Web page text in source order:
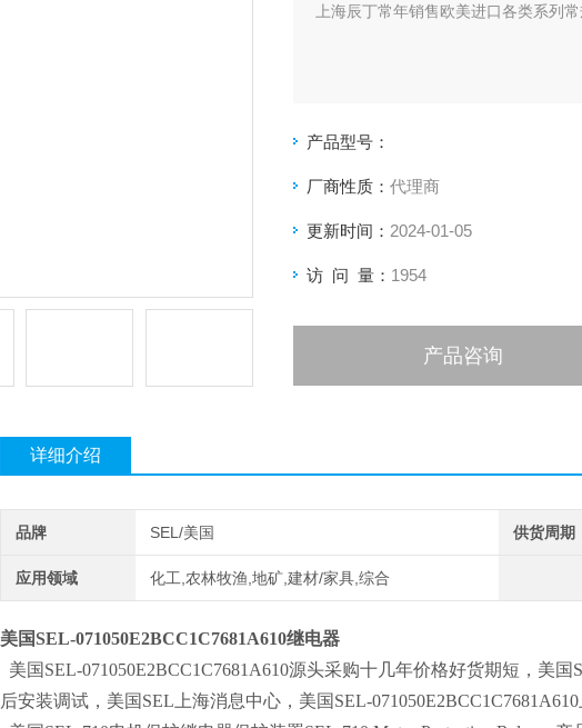
上海辰丁常年销售欧美进口各类系列
产品型号：
厂商性质： 代理商
更新时间： 2024-01-05
访 问 量： 1954
产品咨询
详细介绍
品牌 SEL/美国 供货周期
应用领域 化工,农林牧渔,地矿,建材/家具,综合
美国SEL-071050E2BCC1C7681A610继电器
美国SEL-071050E2BCC1C7681A610源头采购十几年价格好货期短，美
后安装调试，美国SEL上海消息中心，美国SEL-